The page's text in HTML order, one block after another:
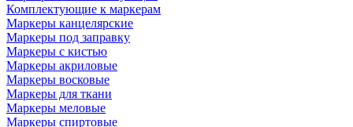
Комплектующие к маркерам
Маркеры канцелярские
Маркеры под заправку
Маркеры с кистью
Маркеры акриловые
Маркеры восковые
Маркеры для ткани
Маркеры меловые
Маркеры спиртовые